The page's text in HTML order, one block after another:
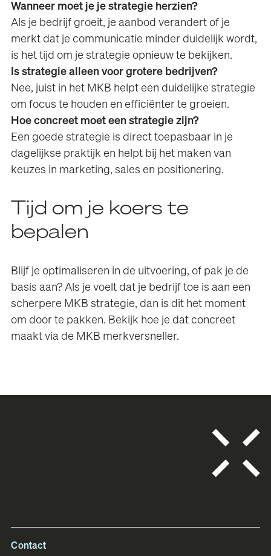
Wanneer moet je je strategie herzien?
Als je bedrijf groeit, je aanbod verandert of je
merkt dat je communicatie minder duidelijk wordt,
is het tijd om je strategie opnieuw te bekijken.
Is strategie alleen voor grotere bedrijven?
Nee, juist in het MKB helpt een duidelijke strategie
om focus te houden en efficiënter te groeien.
Hoe concreet moet een strategie zijn?
Een goede strategie is direct toepasbaar in je
dagelijkse praktijk en helpt bij het maken van
keuzes in marketing, sales en positionering.
Tijd om je koers te
bepalen
Blijf je optimaliseren in de uitvoering, of pak je de
basis aan? Als je voelt dat je bedrijf toe is aan een
scherpere MKB strategie, dan is dit het moment
om door te pakken. Bekijk hoe je dat concreet
maakt via de MKB merkversneller.
Contact